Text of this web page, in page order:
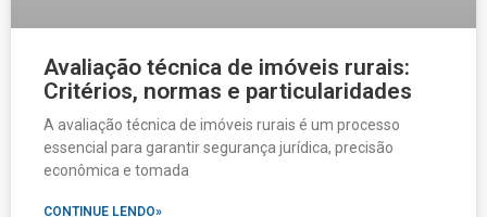
Avaliação técnica de imóveis rurais:
Critérios, normas e particularidades
A avaliação técnica de imóveis rurais é um processo
essencial para garantir segurança jurídica, precisão
econômica e tomada
CONTINUE LENDO»